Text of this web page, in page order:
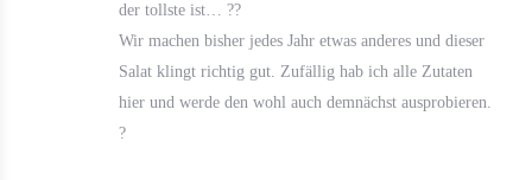
der tollste ist… ??
Wir machen bisher jedes Jahr etwas anderes und dieser
Salat klingt richtig gut. Zufällig hab ich alle Zutaten
hier und werde den wohl auch demnächst ausprobieren.
?